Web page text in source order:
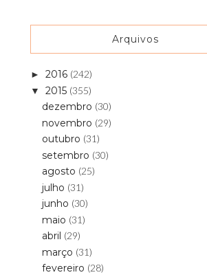
Arquivos
► 2016 (242)
▼ 2015 (355)
dezembro (30)
novembro (29)
outubro (31)
setembro (30)
agosto (25)
julho (31)
junho (30)
maio (31)
abril (29)
março (31)
fevereiro (28)